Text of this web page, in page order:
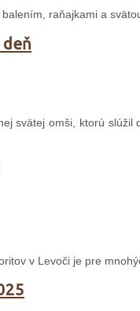
raňajkami a
svätej omši, ktorú slúžil
v Levoči je pre